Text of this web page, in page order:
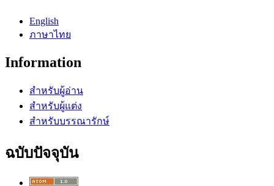
English
ภาษาไทย
Information
สำหรับผู้อ่าน
สำหรับผู้แต่ง
สำหรับบรรณารักษ์
ฉบับปัจจุบัน